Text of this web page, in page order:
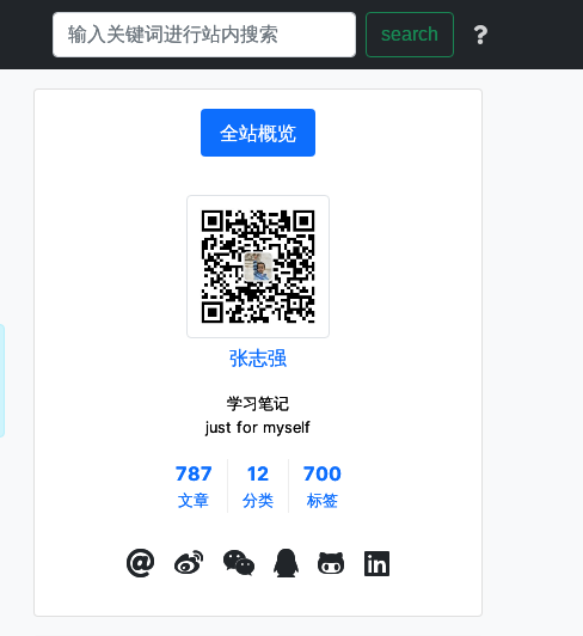
search
全站概览
张志强
学习笔记
just for myself
787
文章
12
分类
700
标签